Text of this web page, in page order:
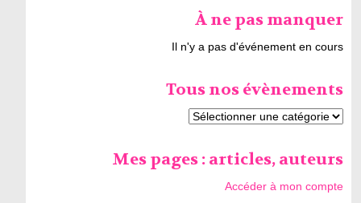
À ne pas manquer
Il n'y a pas d'événement en cours
Tous nos évènements
Mes pages : articles, auteurs
Accéder à mon compte